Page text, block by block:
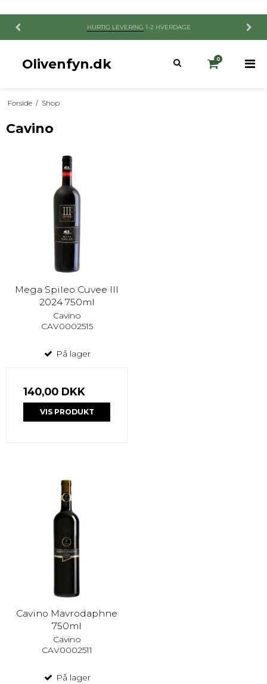
HURTIG LEVERING 1-2 HVERDAGE
Olivenfyn.dk 0
Forside / Shop
Cavino
Mega Spileo Cuvee III
2024 750ml
Cavino
CAV0002515
På lager
140,00 DKK
VIS PRODUKT
Cavino Mavrodaphne
750ml
Cavino
CAV0002511
På lager